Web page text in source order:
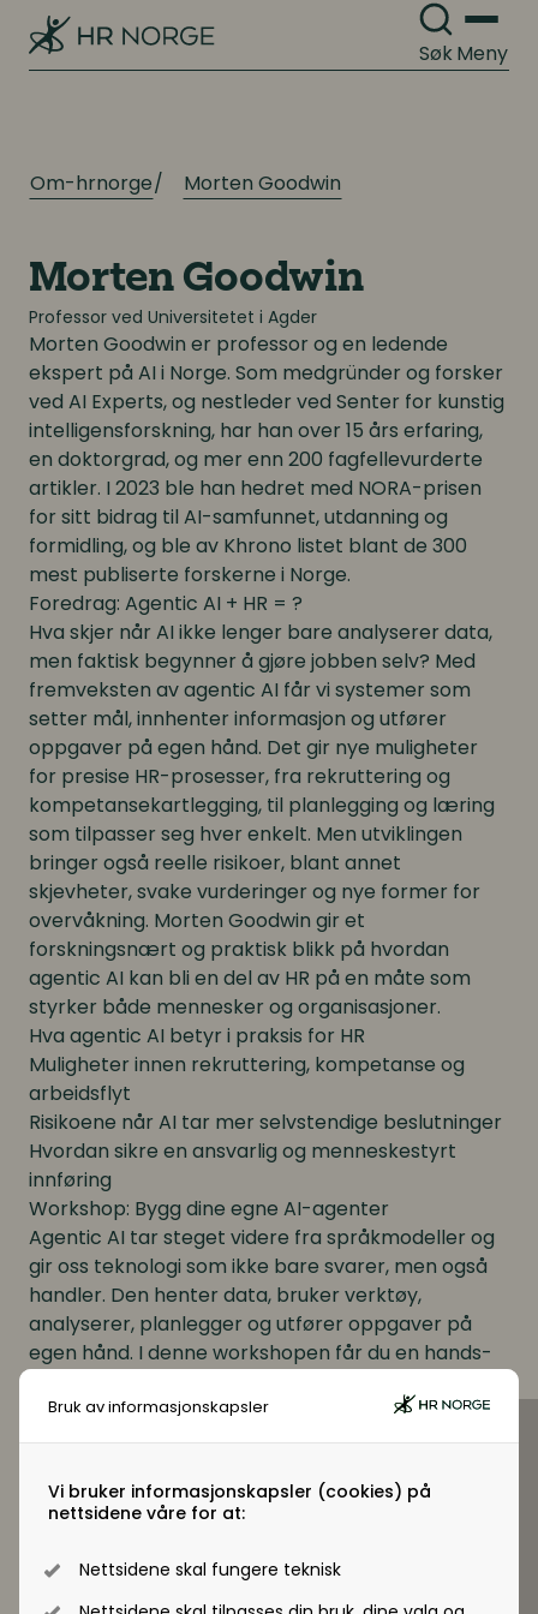
Bruk av informasjonskapsler
Vi bruker informasjonskapsler (cookies) på
nettsidene våre for at:
Nettsidene skal fungere teknisk
SøkMeny
Om-hrnorge Morten Goodwin
Morten Goodwin
Professor ved Universitetet i Agder
Morten Goodwin er professor og en ledende
ekspert på AI i Norge. Som medgründer og forsker
ved AI Experts, og nestleder ved Senter for kunstig
intelligensforskning, har han over 15 års erfaring,
en doktorgrad, og mer enn 200 fagfellevurderte
artikler. I 2023 ble han hedret med NORA-prisen
for sitt bidrag til AI-samfunnet, utdanning og
formidling, og ble av Khrono listet blant de 300
mest publiserte forskerne i Norge.
Foredrag: Agentic AI + HR = ?
Hva skjer når AI ikke lenger bare analyserer data,
men faktisk begynner å gjøre jobben selv? Med
fremveksten av agentic AI får vi systemer som
setter mål, innhenter informasjon og utfører
oppgaver på egen hånd. Det gir nye muligheter
for presise HR-prosesser, fra rekruttering og
kompetansekartlegging, til planlegging og læring
som tilpasser seg hver enkelt. Men utviklingen
bringer også reelle risikoer, blant annet
skjevheter, svake vurderinger og nye former for
overvåkning. Morten Goodwin gir et
forskningsnært og praktisk blikk på hvordan
agentic AI kan bli en del av HR på en måte som
styrker både mennesker og organisasjoner.
Hva agentic AI betyr i praksis for HR
Muligheter innen rekruttering, kompetanse og
arbeidsflyt
Risikoene når AI tar mer selvstendige beslutninger
Hvordan sikre en ansvarlig og menneskestyrt
innføring
Workshop: Bygg dine egne AI-agenter
Agentic AI tar steget videre fra språkmodeller og
gir oss teknologi som ikke bare svarer, men også
handler. Den henter data, bruker verktøy,
analyserer, planlegger og utfører oppgaver på
egen hånd. I denne workshopen får du en hands-
bygges, konfigureres og brukes i reelle
arbeidsprosesser.
Hva agentic AI er, når det fungerer, og når det bør
unngås
for konkrete formål